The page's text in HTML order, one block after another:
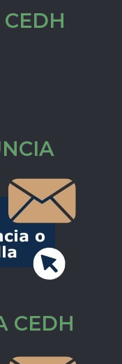
CEDH
CEDH